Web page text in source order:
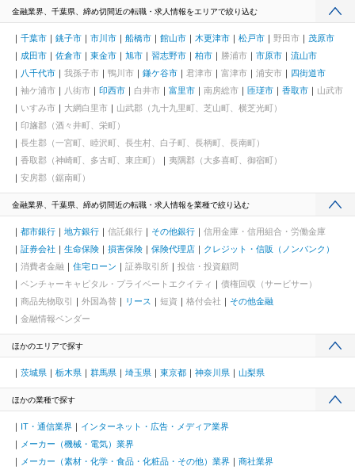
金融業界、千葉県、締め切間近の転職・求人情報をエリアで絞り込む
千葉市 銚子市 市川市 船橋市 館山市 木更津市 松戸市 野田市
茂原市
成田市
佐倉市 東金市 旭市 習志野市 柏市 勝浦市 市原市
流山市
八千代市
我孫子市 鴨川市 鎌ケ谷市 君津市 富津市 浦安市
四街道市
袖ケ浦市
八街市 印西市 白井市 富里市 南房総市 匝瑳市 香取市
山武市
いすみ市
大網白里市
山武郡（九十九里町、芝山町、横芝光町）
印旛郡（酒々井町、栄町）
長生郡（一宮町、睦沢町、長生村、白子町、長柄町、長南町）
香取郡（神崎町、多古町、東庄町）
夷隅郡（大多喜町、御宿町）
安房郡（鋸南町）
金融業界、千葉県、締め切間近の転職・求人情報を業種で絞り込む
都市銀行 地方銀行 信託銀行 その他銀行
信用金庫・信用組合・労働金庫
証券会社
生命保険 損害保険 保険代理店
クレジット・信販（ノンバンク）
消費者金融
住宅ローン 証券取引所
投信・投資顧問
ベンチャーキャピタル・プライベートエクイティ
債権回収（サービサー）
商品先物取引
外国為替 リース 短資 格付会社
その他金融
金融情報ベンダー
ほかのエリアで探す
茨城県 栃木県 群馬県 埼玉県 東京都 神奈川県 山梨県
ほかの業種で探す
IT・通信業界
インターネット・広告・メディア業界
メーカー（機械・電気）業界
メーカー（素材・化学・食品・化粧品・その他）業界
商社業界